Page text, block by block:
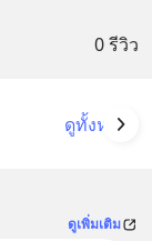
0 รีวิว
ดูทั้งหมด
ดูเพิ่มเติม